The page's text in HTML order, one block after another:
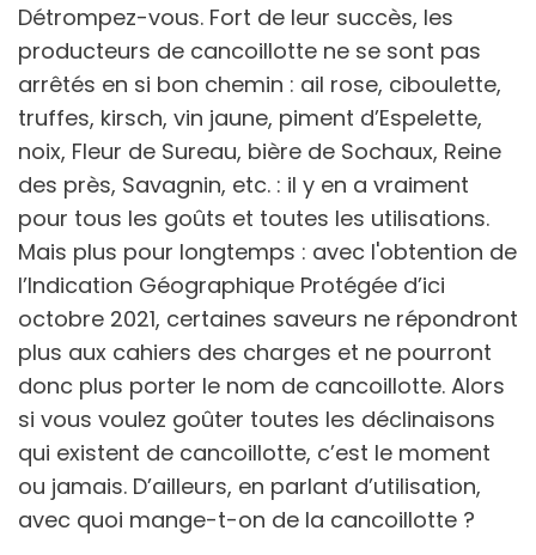
Détrompez-vous. Fort de leur succès, les
producteurs de cancoillotte ne se sont pas
arrêtés en si bon chemin : ail rose, ciboulette,
truffes, kirsch, vin jaune, piment d’Espelette,
noix, Fleur de Sureau, bière de Sochaux, Reine
des près, Savagnin, etc. : il y en a vraiment
pour tous les goûts et toutes les utilisations.
Mais plus pour longtemps : avec l'obtention de
l’Indication Géographique Protégée d’ici
octobre 2021, certaines saveurs ne répondront
plus aux cahiers des charges et ne pourront
donc plus porter le nom de cancoillotte. Alors
si vous voulez goûter toutes les déclinaisons
qui existent de cancoillotte, c’est le moment
ou jamais. D’ailleurs, en parlant d’utilisation,
avec quoi mange-t-on de la cancoillotte ?